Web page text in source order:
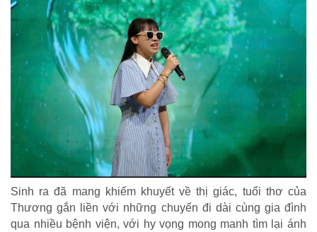
HOẠT ĐỘNG NHÂN ĐẠO
Hoạt động Chữ Thập đỏ
Hoạt động nhân đạo cả nước
Sinh ra đã mang khiếm khuyết về thị giác, tuổi thơ của
Thương gắn liền với những chuyến đi dài cùng gia đình
qua nhiều bệnh viện, với hy vọng mong manh tìm lại ánh